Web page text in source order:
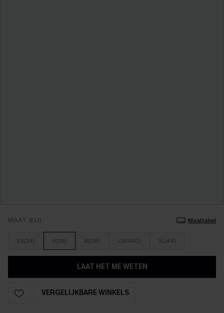
MAAT (EU) Maattabel
XS(34) S(36) M(38) L(40/42) XL(44)
LAAT HET ME WETEN
VERGELIJKBARE WINKELS